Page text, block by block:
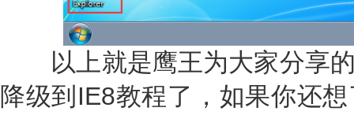
以上就是鹰王为大家分享的
降级到IE8教程了，如果你还